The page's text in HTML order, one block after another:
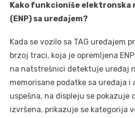
Kako funkcioniše elektronska
(ENP) sa uređajem?
Kada se vozilo sa TAG uređajem
brzoj traci, koja je opremljena
na natstrešnici detektuje uređaj
memorisane podatke sa uređaja i
uspešna, na displeju se pokazuje
izvršena, prikazuje se kategorija